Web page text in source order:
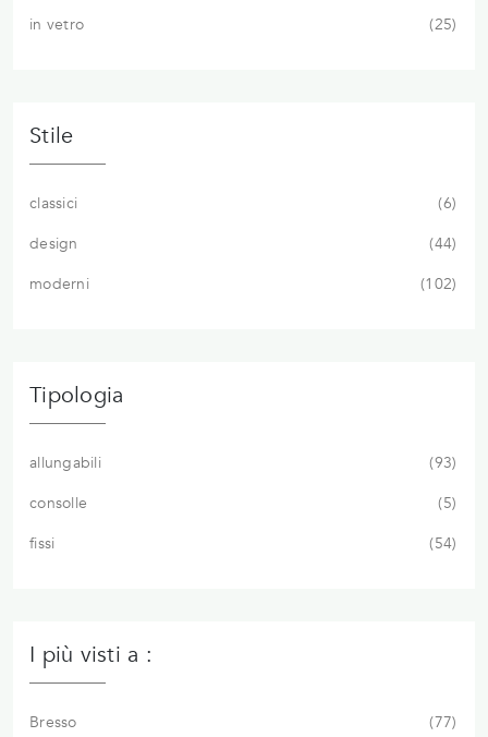
in vetro
25
Stile
classici
6
design
44
moderni
102
Tipologia
allungabili
93
consolle
5
fissi
54
I più visti a :
Bresso
77